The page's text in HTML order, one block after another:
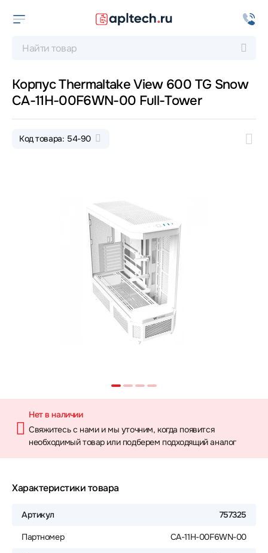
Корпус Thermaltake View 600 TG Snow
CA-11H-00F6WN-00 Full-Tower
Код товара: 54-90
Нет в наличии
Свяжитесь с нами и мы уточним, когда появится
необходимый товар или подберем подходящий аналог
Характеристики товара
Артикул 757325
Партномер CA-11H-00F6WN-00